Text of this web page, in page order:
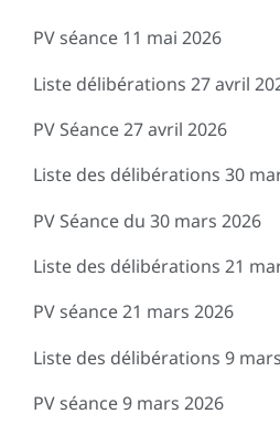
PV séance 11 mai 2026
Liste délibérations 27 avril
PV Séance 27 avril 2026
Liste des délibérations 30
PV Séance du 30 mars 2026
Liste des délibérations 21
PV séance 21 mars 2026
Liste des délibérations 9
PV séance 9 mars 2026